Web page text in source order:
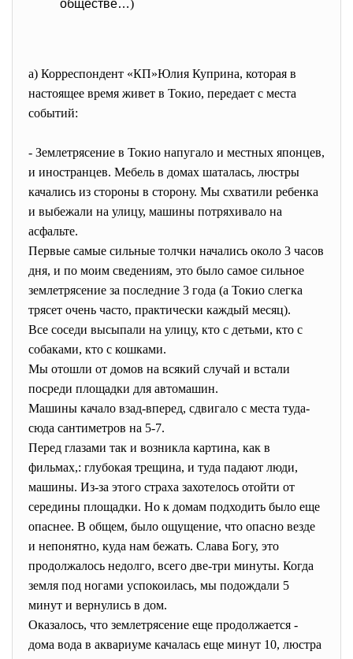
обществе…)
а) Корреспондент «КП»Юлия Куприна, которая в
настоящее время живет в Токио, передает с места
событий:
- Землетрясение в Токио напугало и местных японцев,
и иностранцев. Мебель в домах шаталась, люстры
качались из стороны в сторону. Мы схватили ребенка
и выбежали на улицу, машины потряхивало на
асфальте.
Первые самые сильные толчки начались около 3 часов
дня, и по моим сведениям, это было самое сильное
землетрясение за последние 3 года (а Токио слегка
трясет очень часто, практически каждый месяц).
Все соседи высыпали на улицу, кто с детьми, кто с
собаками, кто с кошками.
Мы отошли от домов на всякий случай и встали
посреди площадки для автомашин.
Машины качало взад-вперед, сдвигало с места туда-
сюда сантиметров на 5-7.
Перед глазами так и возникла картина, как в
фильмах,: глубокая трещина, и туда падают люди,
машины. Из-за этого страха захотелось отойти от
середины площадки. Но к домам подходить было еще
опаснее. В общем, было ощущение, что опасно везде
и непонятно, куда нам бежать. Слава Богу, это
продолжалось недолго, всего две-три минуты. Когда
земля под ногами успокоилась, мы подождали 5
минут и вернулись в дом.
Оказалось, что землетрясение еще продолжается -
дома вода в аквариуме качалась еще минут 10, люстра